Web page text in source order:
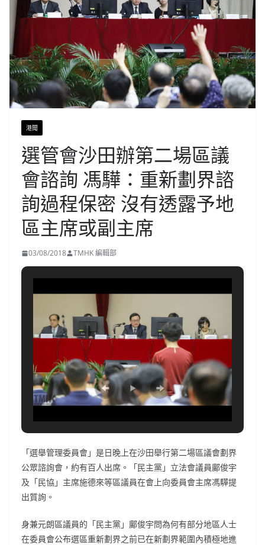
港聞
選管會沙田辦第二場區議
會諮詢 馮驊：重新劃界諮
詢過程保密 沒有透露予地
區主席或副主席
03/08/2018 TMHK 編輯部
「選舉管理委員會」是日晚上在沙田舉行第二場區議會劃界
公眾諮詢會，約有百人出席。「民主黨」立法會議員鄺俊宇
及「民協」主席施德來等區議員在會上向委員會主席馮驊提
出質詢。
身兼元朗區議員的「民主黨」鄺俊宇問為何有部分地區人士
在委員會公布選區重新劃界之前已在新劃界範圍內積極地進